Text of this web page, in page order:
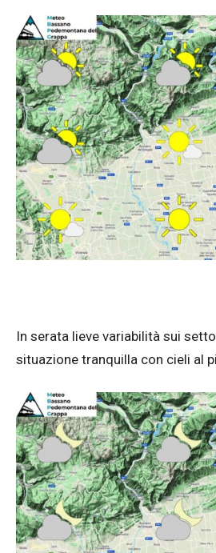
In serata lieve variabilità sui
situazione tranquilla con cieli al